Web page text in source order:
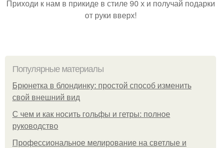
Приходи к нам в прикиде в стиле 90 х и получай подарки
от руки вверх!
Популярные материалы
Брюнетка в блондинку: простой способ изменить
свой внешний вид
С чем и как носить гольфы и гетры: полное
руководство
Профессиональное мелирование на светлые и